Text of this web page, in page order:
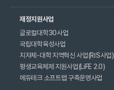
재정지원사업
글로컬대학30사업
국립대학육성사업
지자체-대학 지역혁신 사업(RIS사업)
평생교육체제 지원사업(LiFE 2.0)
에듀테크 소프트랩 구축운영사업